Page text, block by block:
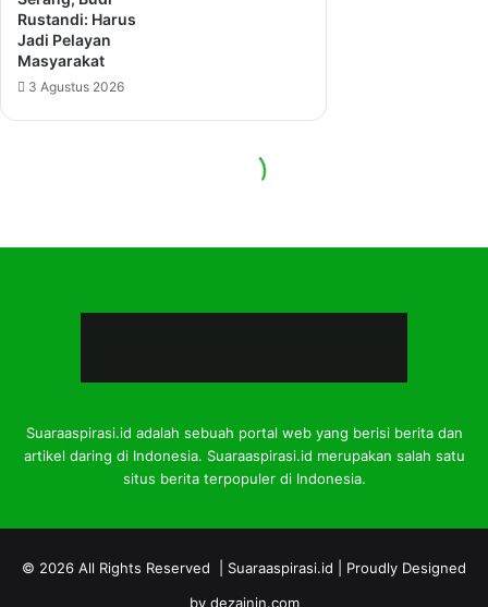
Suaraaspirasi.id adalah sebuah portal web yang berisi berita dan
artikel daring di Indonesia. Suaraaspirasi.id merupakan salah satu
situs berita terpopuler di Indonesia.
© 2026 All Rights Reserved | Suaraaspirasi.id | Proudly Designed
by dezainin.com